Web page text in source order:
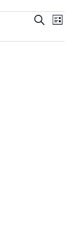
Suche
SucheListe